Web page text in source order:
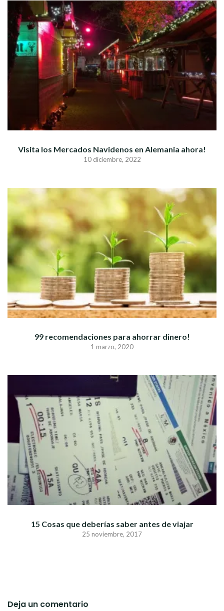
Visita los Mercados Navidenos en Alemania ahora!
10 diciembre, 2022
99 recomendaciones para ahorrar dinero!
1 marzo, 2020
15 Cosas que deberías saber antes de viajar
25 noviembre, 2017
Deja un comentario